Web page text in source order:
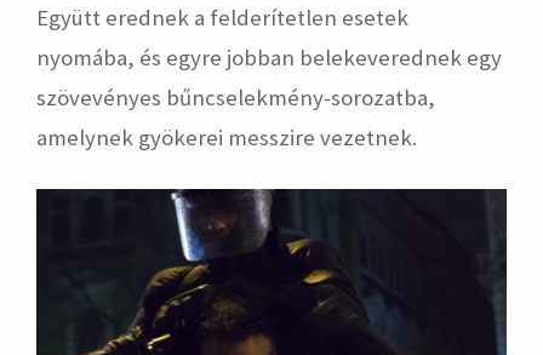
Együtt erednek a felderítetlen esetek
nyomába, és egyre jobban belekeverednek egy
szövevényes bűncselekmény-sorozatba,
amelynek gyökerei messzire vezetnek.